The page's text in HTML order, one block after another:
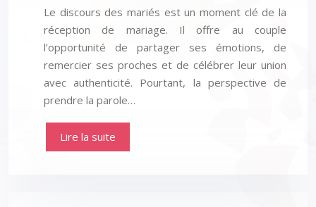
Le discours des mariés est un moment clé de la
réception de mariage. Il offre au couple
l’opportunité de partager ses émotions, de
remercier ses proches et de célébrer leur union
avec authenticité. Pourtant, la perspective de
prendre la parole…
Lire la suite